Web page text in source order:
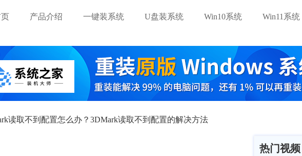
产品介绍 一键装系统 U盘装系统 Win10系统 Win11系统
读取不到配置怎么办？3DMark读取不到配置的解决方法
热门视频